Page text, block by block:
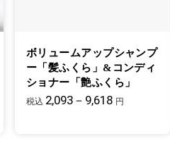
ボリュームアップシャンプ
ー「髪ふくら」&コンディ
ショナー「艶ふくら」
税込 2,093－9,618 円